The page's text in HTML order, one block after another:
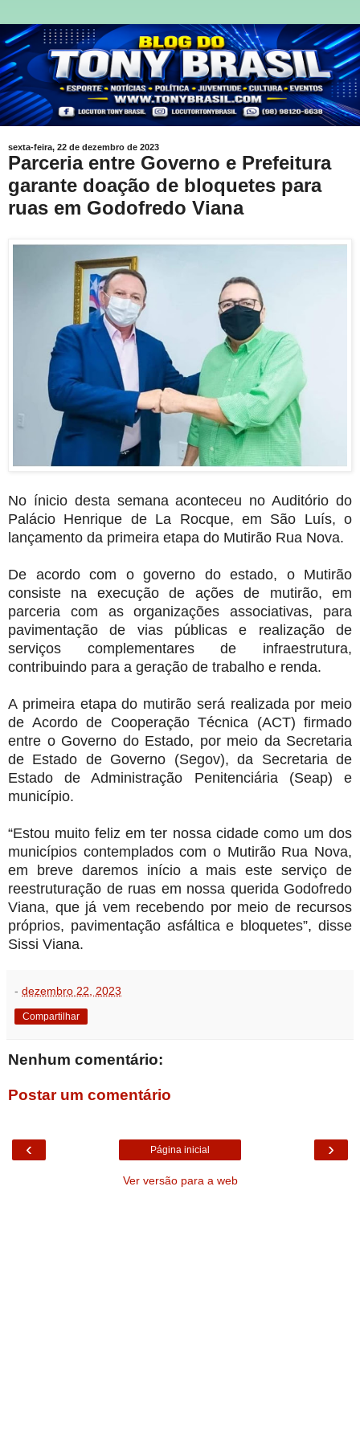
sexta-feira, 22 de dezembro de 2023
Parceria entre Governo e Prefeitura
garante doação de bloquetes para
ruas em Godofredo Viana
No ínicio desta semana aconteceu no Auditório do
Palácio Henrique de La Rocque, em São Luís, o
lançamento da primeira etapa do Mutirão Rua Nova.
De acordo com o governo do estado, o Mutirão
consiste na execução de ações de mutirão, em
parceria com as organizações associativas, para
pavimentação de vias públicas e realização de
serviços complementares de infraestrutura,
contribuindo para a geração de trabalho e renda.
A primeira etapa do mutirão será realizada por meio
de Acordo de Cooperação Técnica (ACT) firmado
entre o Governo do Estado, por meio da Secretaria
de Estado de Governo (Segov), da Secretaria de
Estado de Administração Penitenciária (Seap) e
município.
“Estou muito feliz em ter nossa cidade como um dos
municípios contemplados com o Mutirão Rua Nova,
em breve daremos início a mais este serviço de
reestruturação de ruas em nossa querida Godofredo
Viana, que já vem recebendo por meio de recursos
próprios, pavimentação asfáltica e bloquetes”, disse
Sissi Viana.
- dezembro 22, 2023
Compartilhar
Nenhum comentário:
Postar um comentário
‹ ›
Página inicial
Ver versão para a web